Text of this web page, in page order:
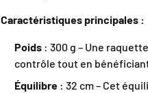
Caractéristiques principales :
Poids : 300 g – Une raquette
contrôle tout en
Équilibre : 32 cm – Cet